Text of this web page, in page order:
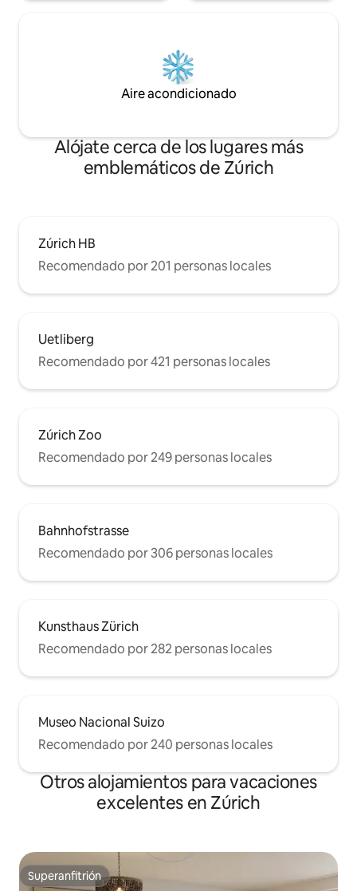
Aire acondicionado
Alójate cerca de los lugares más
emblemáticos de Zúrich
Zúrich HB
Recomendado por 201 personas locales
Uetliberg
Recomendado por 421 personas locales
Zúrich Zoo
Recomendado por 249 personas locales
Bahnhofstrasse
Recomendado por 306 personas locales
Kunsthaus Zürich
Recomendado por 282 personas locales
Museo Nacional Suizo
Recomendado por 240 personas locales
Otros alojamientos para vacaciones
excelentes en Zúrich
Superanfitrión
Superanfitrión